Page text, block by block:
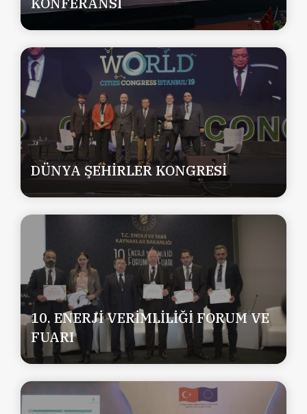
DÜNYA ŞEHİRLER KONGRESİ
10. ENERJİ VERİMLİLİĞİ FORUM VE
FUARI